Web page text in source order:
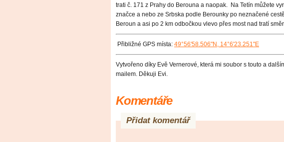
trati č. 171 z Prahy do Berouna a naopak. Na Tetín můžete
značce a nebo ze Srbska podle Berounky po neznačené
Beroun a asi po 2 km odbočkou vlevo přes most nad tratí
Přibližné GPS místa: 49°56'58.506"N, 14°6'23.251"E
Vytvořeno díky Evě Vernerové, která mi soubor s touto a
mailem. Děkuji Evi.
Komentáře
Přidat komentář